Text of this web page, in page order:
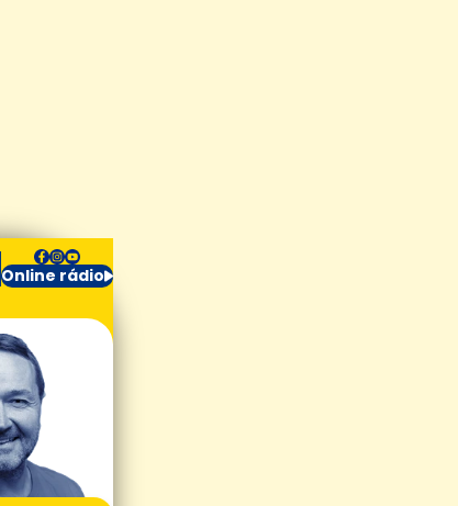
Online rádio